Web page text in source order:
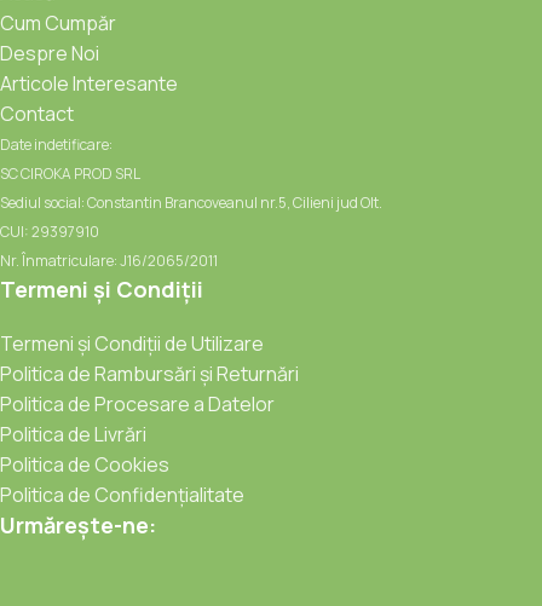
Cum Cumpăr
Despre Noi
Articole Interesante
Contact
Date indetificare:
SC CIROKA PROD SRL
Sediul social: Constantin Brancoveanul nr.5, Cilieni jud Olt.
CUI: 29397910
Nr. Înmatriculare: J16/2065/2011
Termeni și Condiții
Termeni și Condiții de Utilizare
Politica de Rambursări și Returnări
Politica de Procesare a Datelor
Politica de Livrări
Politica de Cookies
Politica de Confidențialitate
Urmărește-ne: